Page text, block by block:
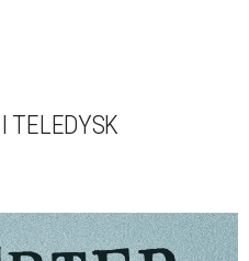
TELEDYSK